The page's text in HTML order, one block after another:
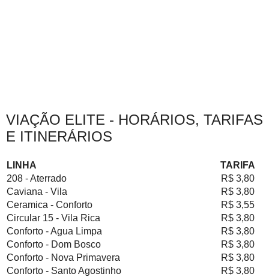
VIAÇÃO ELITE - HORÁRIOS, TARIFAS
E ITINERÁRIOS
LINHA
TARIFA
208 - Aterrado
R$ 3,80
Caviana - Vila
R$ 3,80
Ceramica - Conforto
R$ 3,55
Circular 15 - Vila Rica
R$ 3,80
Conforto - Agua Limpa
R$ 3,80
Conforto - Dom Bosco
R$ 3,80
Conforto - Nova Primavera
R$ 3,80
Conforto - Santo Agostinho
R$ 3,80